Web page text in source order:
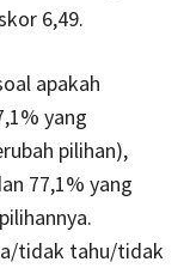
6,49.
apakah
yang
pilihan),
77,1% yang
tidak tahu/tidak